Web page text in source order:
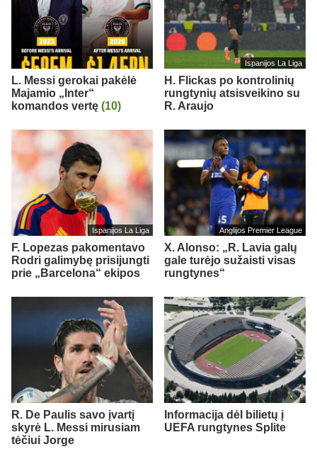
L. Messi gerokai pakėlė
Majamio „Inter“
komandos vertę (10)
Ispanijos La Liga
H. Flickas po kontrolinių
rungtynių atsisveikino su
R. Araujo
Ispanijos La Liga
F. Lopezas pakomentavo
Rodri galimybę prisijungti
prie „Barcelona“ ekipos
Anglijos Premier League
X. Alonso: „R. Lavia galų
gale turėjo sužaisti visas
rungtynes“
R. De Paulis savo įvartį
skyrė L. Messi mirusiam
tėčiui Jorge
Informacija dėl bilietų į
UEFA rungtynes Splite